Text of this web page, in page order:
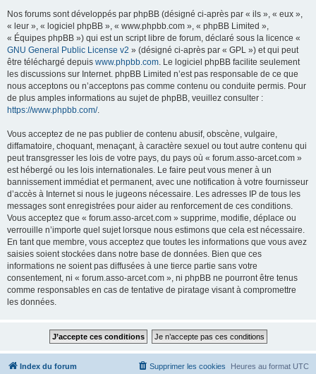
Nos forums sont développés par phpBB (désigné ci-après par « ils », « eux »,
« leur », « logiciel phpBB », « www.phpbb.com », « phpBB Limited »,
« Équipes phpBB ») qui est un script libre de forum, déclaré sous la licence «
GNU General Public License v2 » (désigné ci-après par « GPL ») et qui peut
être téléchargé depuis www.phpbb.com. Le logiciel phpBB facilite seulement
les discussions sur Internet. phpBB Limited n’est pas responsable de ce que
nous acceptons ou n’acceptons pas comme contenu ou conduite permis. Pour
de plus amples informations au sujet de phpBB, veuillez consulter :
https://www.phpbb.com/.
Vous acceptez de ne pas publier de contenu abusif, obscène, vulgaire,
diffamatoire, choquant, menaçant, à caractère sexuel ou tout autre contenu qui
peut transgresser les lois de votre pays, du pays où « forum.asso-arcet.com »
est hébergé ou les lois internationales. Le faire peut vous mener à un
bannissement immédiat et permanent, avec une notification à votre fournisseur
d’accès à Internet si nous le jugeons nécessaire. Les adresses IP de tous les
messages sont enregistrées pour aider au renforcement de ces conditions.
Vous acceptez que « forum.asso-arcet.com » supprime, modifie, déplace ou
verrouille n’importe quel sujet lorsque nous estimons que cela est nécessaire.
En tant que membre, vous acceptez que toutes les informations que vous avez
saisies soient stockées dans notre base de données. Bien que ces
informations ne soient pas diffusées à une tierce partie sans votre
consentement, ni « forum.asso-arcet.com », ni phpBB ne pourront être tenus
comme responsables en cas de tentative de piratage visant à compromettre
les données.
Index du forum Heures au format UTC
Supprimer les cookies